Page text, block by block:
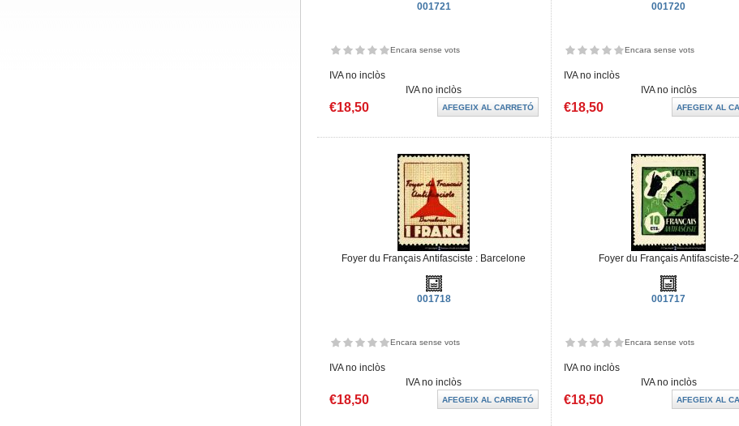
001721
Encara sense vots
IVA no inclòs
IVA no inclòs
€18,50
001720
Encara sense vots
IVA no inclòs
IVA no inclòs
€18,50
Foyer du Français Antifasciste : Barcelone
001718
Encara sense vots
IVA no inclòs
IVA no inclòs
€18,50
Foyer du Français Antifasciste-2
001717
Encara sense vots
IVA no inclòs
IVA no inclòs
€18,50